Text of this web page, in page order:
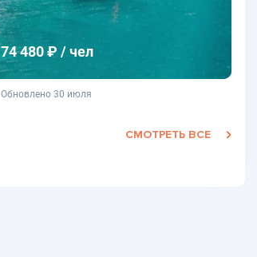
74 480 ₽ / чел
не является публичной офертой
Обновлено 30 июля
СМОТРЕТЬ ВСЕ